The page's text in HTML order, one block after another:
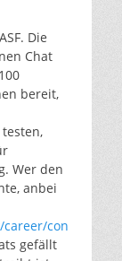
Die
Chat
bereit,
Wer den
anbei
con
gefällt